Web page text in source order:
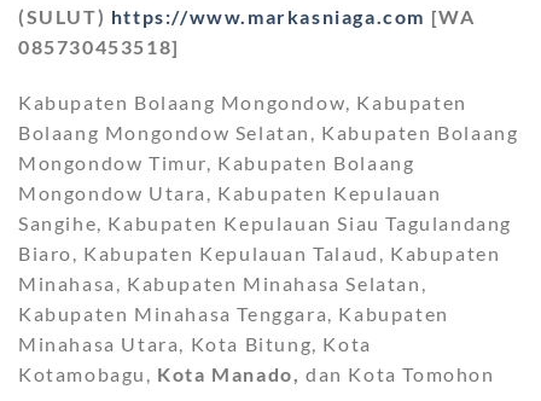
(SULUT) https://www.markasniaga.com [WA
085730453518]
Kabupaten Bolaang Mongondow, Kabupaten
Bolaang Mongondow Selatan, Kabupaten Bolaang
Mongondow Timur, Kabupaten Bolaang
Mongondow Utara, Kabupaten Kepulauan
Sangihe, Kabupaten Kepulauan Siau Tagulandang
Biaro, Kabupaten Kepulauan Talaud, Kabupaten
Minahasa, Kabupaten Minahasa Selatan,
Kabupaten Minahasa Tenggara, Kabupaten
Minahasa Utara, Kota Bitung, Kota
Kotamobagu, Kota Manado, dan Kota Tomohon